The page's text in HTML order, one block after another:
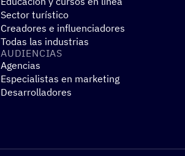
Sector turístico
Creadores e influenciadores
Todas las industrias
AUDIEN­CIAS
Agencias
Especialistas en marketing
Desarrolladores